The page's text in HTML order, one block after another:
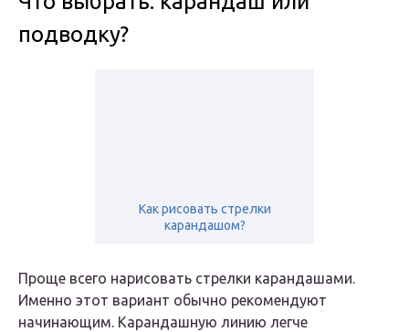
подводку?
Как рисовать стрелки
карандашом?
Проще всего нарисовать стрелки карандашами.
Именно этот вариант обычно рекомендуют
начинающим. Карандашную линию легче